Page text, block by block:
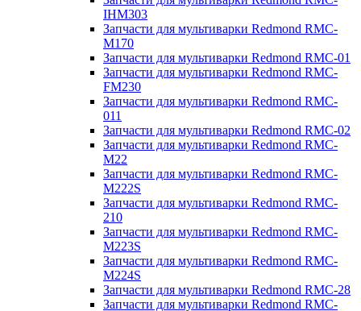
IHM303
Запчасти для мультиварки Redmond RMC-
M170
Запчасти для мультиварки Redmond RMC-01
Запчасти для мультиварки Redmond RMC-
FM230
Запчасти для мультиварки Redmond RMC-
011
Запчасти для мультиварки Redmond RMC-02
Запчасти для мультиварки Redmond RMC-
M22
Запчасти для мультиварки Redmond RMC-
M222S
Запчасти для мультиварки Redmond RMC-
210
Запчасти для мультиварки Redmond RMC-
M223S
Запчасти для мультиварки Redmond RMC-
M224S
Запчасти для мультиварки Redmond RMC-28
Запчасти для мультиварки Redmond RMC-